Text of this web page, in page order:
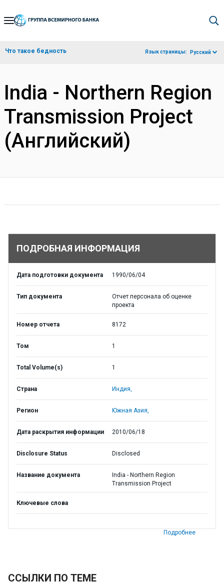
Skip
Navigation
Что такое бедность Язык страницы: Русский
India - Northern Region
Transmission Project
(Английский)
ПОДРОБНАЯ ИНФОРМАЦИЯ
Дата подготовки документа 1990/06/04
Тип документа
Отчет персонала об оценке
проекта
Номер отчета 8172
Том 1
Total Volume(s) 1
Страна Индия,
Регион Южная Азия,
Дата раскрытия информации 2010/06/18
Disclosure Status Disclosed
Название документа
India - Northern Region
Transmission Project
Ключевые слова
Подробнее
ССЫЛКИ ПО ТЕМЕ